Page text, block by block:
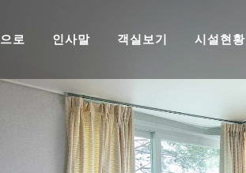
로 인사말 객실보기 시설현황